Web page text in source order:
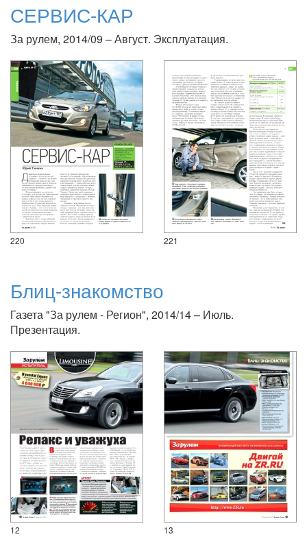
СЕРВИС-КАР
За рулем, 2014/09 – Август. Эксплуатация.
220 221
Блиц-знакомство
Газета "За рулем - Регион", 2014/14 – Июль.
Презентация.
12 13